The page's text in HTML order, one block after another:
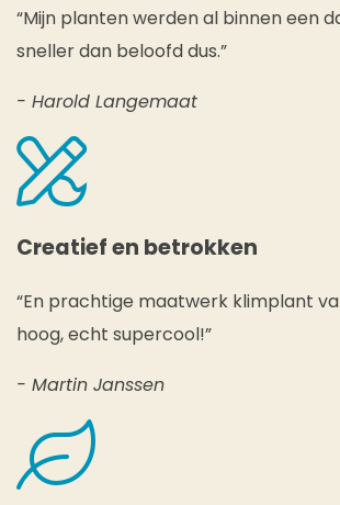
“Mijn planten werden al binnen een
sneller dan beloofd dus.”
- Harold Langemaat
Creatief en betrokken
“En prachtige maatwerk klimplant
hoog, echt supercool!”
- Martin Janssen